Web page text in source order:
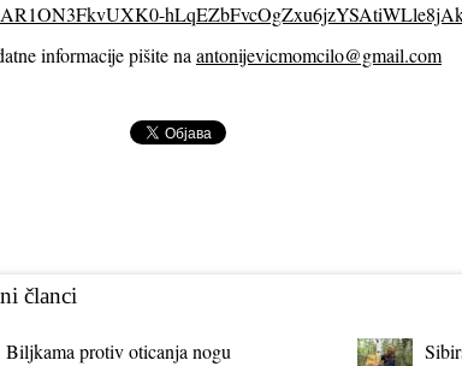
informacije pišite na antonijevicmomcilo@gmail.com
članci
Biljkama protiv oticanja nogu